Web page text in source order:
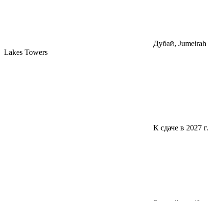
Дубай, Jumeirah
Lakes Towers
К сдаче в 2027 г.